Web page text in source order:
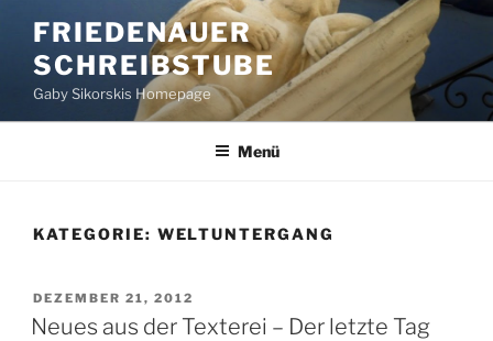
Inhalt
springen
FRIEDENAUER
SCHREIBSTUBE
Gaby Sikorskis Homepage
Menü
KATEGORIE: WELTUNTERGANG
VERÖFFENTLICHT
AM
DEZEMBER 21, 2012
Neues aus der Texterei – Der letzte Tag